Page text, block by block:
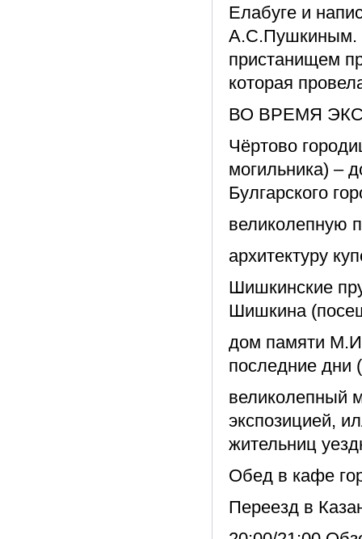
Елабуге и
А.С.Пушкиным.
пристанищем
которая
ВО ВРЕМЯ
Чёртово
могильника) –
Булгарского
великолепную
архитектуру
Шишкинские
Шишкина
дом памяти
последние дни
великолепный
экспозицией,
жительниц
Обед в кафе
Переезд в